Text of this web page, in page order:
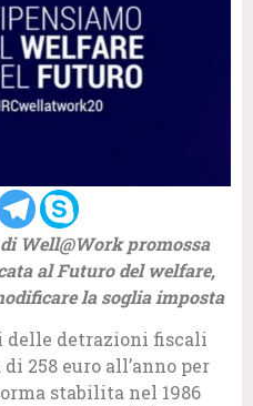
Well@Work promossa
al Futuro del welfare,
la soglia imposta
detrazioni fiscali
258 euro all’anno per
stabilita nel 1986